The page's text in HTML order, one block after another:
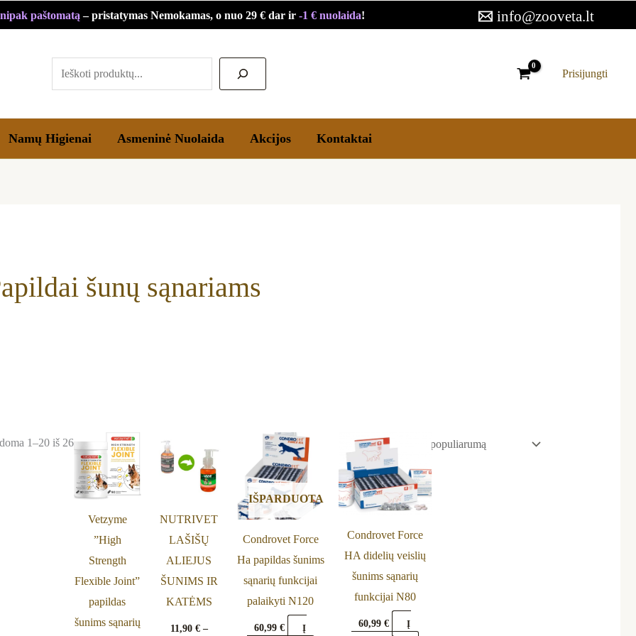
paštomatą – pristatymas Nemokamas, o nuo 29 € dar ir -1 € nuolaida! info@zooveta.lt
Prisijungti
Namų Higienai Asmeninė Nuolaida Akcijos Kontaktai
šunų sąnariams
1–20 iš 26
Rūšiuojama
pagal
Vetzyme
”High
Strength
Flexible Joint”
papildas
šunims sąnarių
NUTRIVET
LAŠIŠŲ
ALIEJUS
ŠUNIMS IR
KATĖMS
11,90 € –
range:
11,90 €
through
25,90 €
product
multiple
options
IŠPARDUOTA
Condrovet Force
Ha papildas šunims
sąnarių funkcijai
palaikyti N120
60,99€ Į
Condrovet Force
HA didelių veislių
šunims sąnarių
funkcijai N80
60,99€ Į